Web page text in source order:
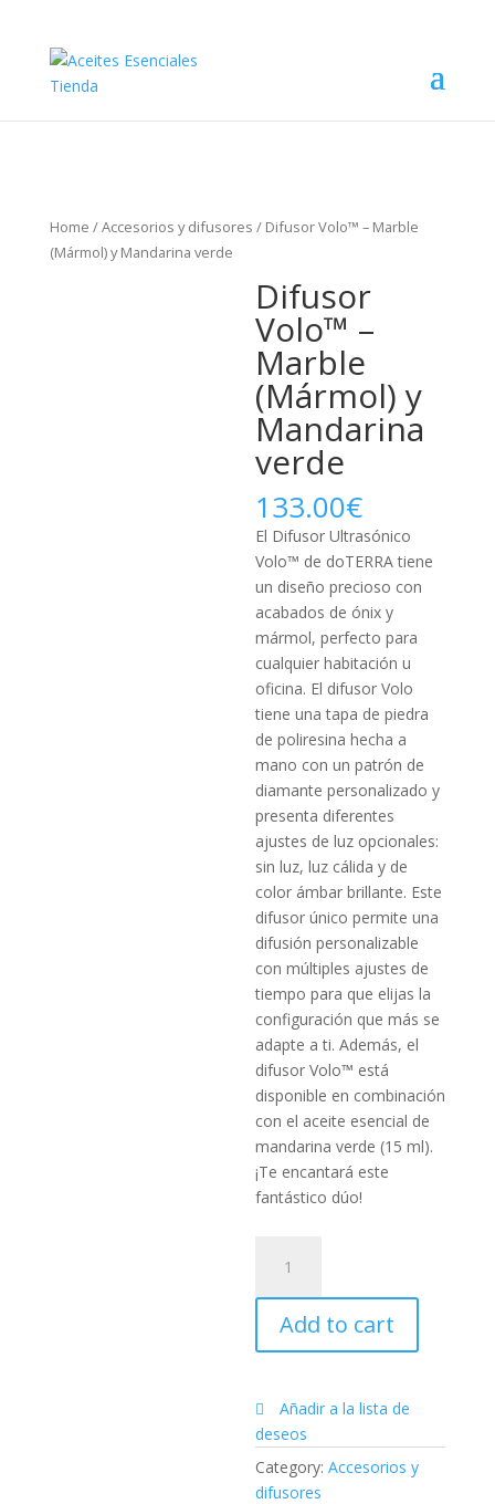
Home /Accesorios y difusores / Difusor Volo™ – Marble
(Mármol) y Mandarina verde
Difusor
Volo™ –
Marble
(Mármol) y
Mandarina
verde
133.00€
El Difusor Ultrasónico
Volo™ de doTERRA tiene
un diseño precioso con
acabados de ónix y
mármol, perfecto para
cualquier habitación u
oficina. El difusor Volo
tiene una tapa de piedra
de poliresina hecha a
mano con un patrón de
diamante personalizado y
presenta diferentes
ajustes de luz opcionales:
sin luz, luz cálida y de
color ámbar brillante. Este
difusor único permite una
difusión personalizable
con múltiples ajustes de
tiempo para que elijas la
configuración que más se
adapte a ti. Además, el
difusor Volo™ está
disponible en combinación
con el aceite esencial de
mandarina verde (15 ml).
¡Te encantará este
fantástico dúo!
Volo™
-
Marble
(Mármol)
Mandarina
verde
quantity
Add to cart
Añadir a la lista de
deseos
Category:Accesorios y
difusores